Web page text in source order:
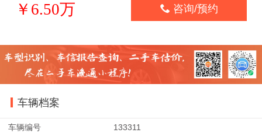
￥6.50万  咨询/预约
车辆档案
车辆编号
133311